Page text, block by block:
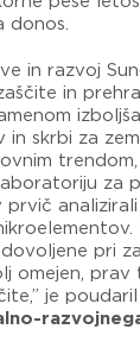
donos.
in razvoj
in
in skrbi za
za
pri
omejen, prav
je poudaril